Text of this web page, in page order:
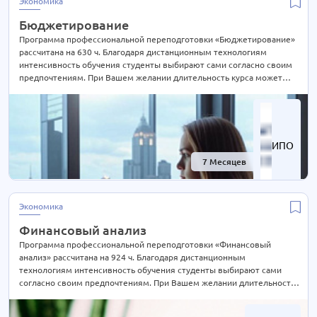
Экономика 63 курса
Экспертиза и оценка
Эксплуатация 4 курса
Электроэнергетика 40 курсов
ИПО
7 Месяцев -60%
Бюджетирование
Программа профессиональной переподготовки «Бюджетирование»
рассчитана на 630 ч. Благодаря дистанционным технологиям
интенсивность обучения студенты выбирают сами согласно своим
предпочтениям. При Вашем желании длительность курса может
телефону на сайте или отправьте нам заявку для консультации.
Экономика
Финансовый анализ
Программа профессиональной переподготовки «Финансовый
анализ» рассчитана на 924 ч. Благодаря дистанционным
технологиям интенсивность обучения студенты выбирают сами
согласно своим предпочтениям. При Вашем желании длительность
уточняйте по телефону на сайте или отправьте нам заявку для